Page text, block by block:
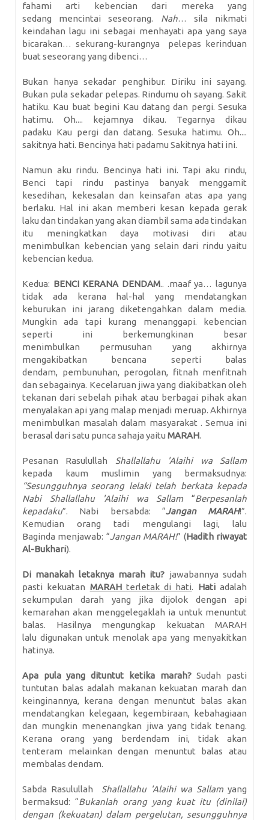
fahami arti kebencian dari mereka yang
sedang mencintai seseorang. Nah… sila nikmati
keindahan lagu ini sebagai menhayati apa yang saya
bicarakan… sekurang-kurangnya pelepas kerinduan
buat seseorang yang dibenci…
Bukan hanya sekadar penghibur. Diriku ini sayang.
Bukan pula sekadar pelepas. Rindumu oh sayang. Sakit
hatiku. Kau buat begini Kau datang dan pergi. Sesuka
hatimu. Oh.... kejamnya dikau. Tegarnya dikau
padaku Kau pergi dan datang. Sesuka hatimu. Oh....
sakitnya hati. Bencinya hati padamu Sakitnya hati ini.
Namun aku rindu. Bencinya hati ini. Tapi aku rindu,
Benci tapi rindu pastinya banyak menggamit
kesedihan, kekesalan dan keinsafan atas apa yang
berlaku. Hal ini akan memberi kesan kepada gerak
laku dan tindakan yang akan diambil sama ada tindakan
itu meningkatkan daya motivasi diri atau
menimbulkan kebencian yang selain dari rindu yaitu
kebencian kedua.
Kedua: BENCI KERANA DENDAM.. .maaf ya… lagunya
tidak ada kerana hal-hal yang mendatangkan
keburukan ini jarang diketengahkan dalam media.
Mungkin ada tapi kurang menanggapi. kebencian
seperti ini berkemungkinan besar
menimbulkan permusuhan yang akhirnya
mengakibatkan bencana seperti balas
dendam, pembunuhan, perogolan, fitnah menfitnah
dan sebagainya. Kecelaruan jiwa yang diakibatkan oleh
tekanan dari sebelah pihak atau berbagai pihak akan
menyalakan api yang malap menjadi meruap. Akhirnya
menimbulkan masalah dalam masyarakat . Semua ini
berasal dari satu punca sahaja yaitu MARAH.
Pesanan Rasulullah Shallallahu 'Alaihi wa Sallam
kepada kaum muslimin yang bermaksudnya:
“Sesungguhnya seorang lelaki telah berkata kepada
Nabi Shallallahu 'Alaihi wa Sallam “Berpesanlah
kepadaku”. Nabi bersabda: “Jangan MARAH!”.
Kemudian orang tadi mengulangi lagi, lalu
Baginda menjawab: “Jangan MARAH!” (Hadith riwayat
Al-Bukhari).
Di manakah letaknya marah itu? jawabannya sudah
pasti kekuatan MARAH terletak di hati. Hatiadalah
sekumpulan darah yang jika dijolok dengan api
kemarahan akan menggelegaklah ia untuk menuntut
balas. Hasilnya mengungkap kekuatan MARAH
lalu digunakan untuk menolak apa yang menyakitkan
hatinya.
Apa pula yang dituntut ketika marah?Sudah pasti
tuntutan balas adalah makanan kekuatan marah dan
keinginannya, kerana dengan menuntut balas akan
mendatangkan kelegaan, kegembiraan, kebahagiaan
dan mungkin menenangkan jiwa yang tidak tenang.
Kerana orang yang berdendam ini, tidak akan
tenteram melainkan dengan menuntut balas atau
membalas dendam.
Sabda Rasulullah Shallallahu 'Alaihi wa Sallam yang
bermaksud: “Bukanlah orang yang kuat itu (dinilai)
dengan (kekuatan) dalam pergelutan, sesungguhnya